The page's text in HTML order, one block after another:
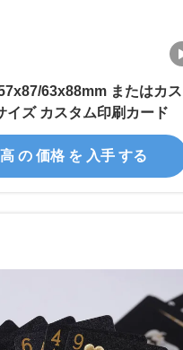
63x88mm またはカス
イズ カスタム印刷カード
の 価格 を 入手 する